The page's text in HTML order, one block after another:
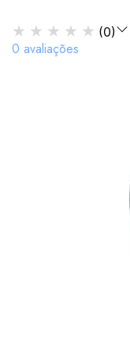
★ ★ ★ ★ ★ (0)
0 avaliações